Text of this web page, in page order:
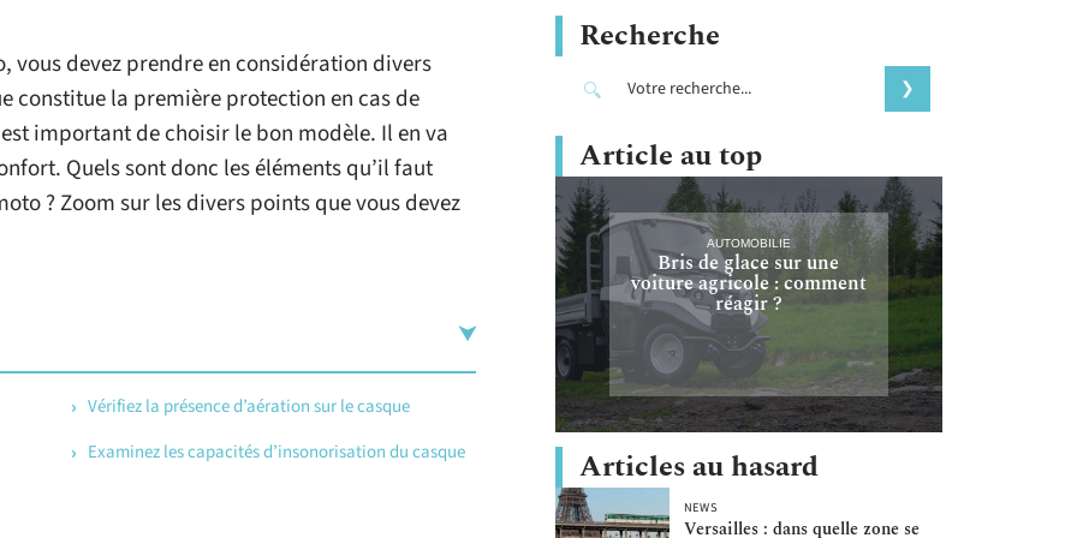
vous devez prendre en considération divers
constitue la première protection en cas de
important de choisir le bon modèle. Il en va
Quels sont donc les éléments qu’il faut
? Zoom sur les divers points que vous devez
Vérifiez la présence d’aération sur le casque
Examinez les capacités d’insonorisation du casque
Recherche
Article au top
AUTOMOBILIE
Bris de glace sur une
voiture agricole : comment
réagir ?
Articles au hasard
NEWS
Versailles : dans quelle zone se